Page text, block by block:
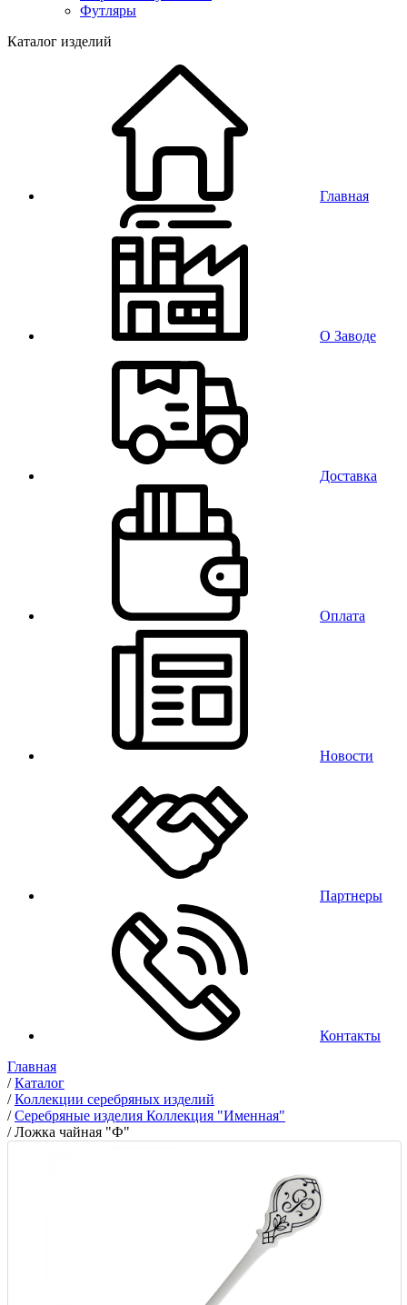
Футляры
Каталог изделий
Главная
О Заводе
Доставка
Оплата
Новости
Партнеры
Контакты
Главная
/Каталог
/Коллекции серебряных изделий
/Серебряные изделия Коллекция "Именная"
/Ложка чайная "Ф"